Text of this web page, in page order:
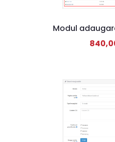
Modul